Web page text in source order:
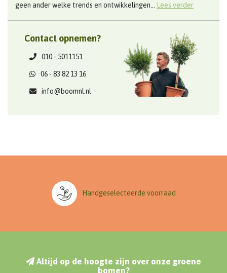
geen ander welke trends en ontwikkelingen...
Lees verder
Contact opnemen?
010 - 5011151
06 - 83 82 13 16
info@boomnl.nl
Handgeselecteerde voorraad
Altijd op de hoogte zijn over onze groene
bomen?